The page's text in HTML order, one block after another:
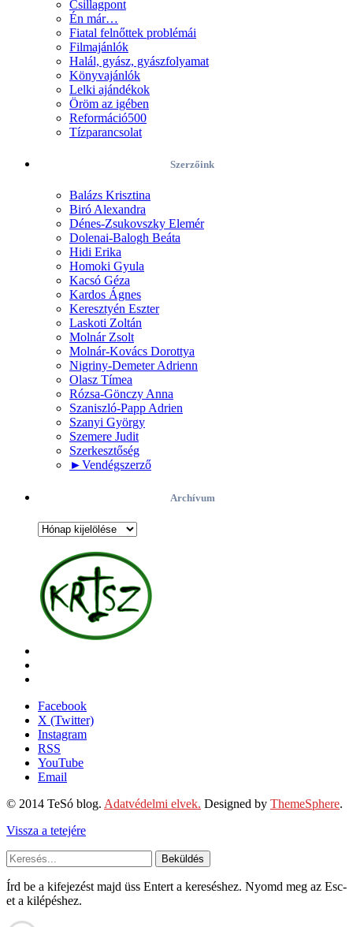
Csillagpont
Én már…
Fiatal felnőttek problémái
Filmajánlók
Halál, gyász, gyászfolyamat
Könyvajánlók
Lelki ajándékok
Öröm az igében
Reformáció500
Tízparancsolat
Szerzőink
Balázs Krisztina
Biró Alexandra
Dénes-Zsukovszky Elemér
Dolenai-Balogh Beáta
Hidi Erika
Homoki Gyula
Kacsó Géza
Kardos Ágnes
Keresztyén Eszter
Laskoti Zoltán
Molnár Zsolt
Molnár-Kovács Dorottya
Nigriny-Demeter Adrienn
Olasz Tímea
Rózsa-Gönczy Anna
Szaniszló-Papp Adrien
Szanyi György
Szemere Judit
Szerkesztőség
►Vendégszerző
Archívum
Archívum
Facebook
X (Twitter)
Instagram
RSS
YouTube
Email
© 2014 TeSó blog. Adatvédelmi elvek. Designed by ThemeSphere.
Vissza a tetejére
Beküldés
Írd be a kifejezést majd üss Entert a kereséshez. Nyomd meg az Esc-
et a kilépéshez.